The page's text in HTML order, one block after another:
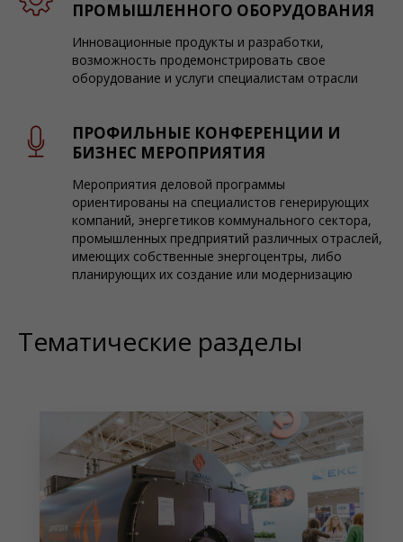
ПРОМЫШЛЕННОГО ОБОРУДОВАНИЯ
Инновационные продукты и разработки,
возможность продемонстрировать свое
оборудование и услуги специалистам отрасли
ПРОФИЛЬНЫЕ КОНФЕРЕНЦИИ И
БИЗНЕС МЕРОПРИЯТИЯ
Мероприятия деловой программы
ориентированы на специалистов генерирующих
компаний, энергетиков коммунального сектора,
промышленных предприятий различных отраслей,
имеющих собственные энергоцентры, либо
планирующих их создание или модернизацию
Тематические разделы